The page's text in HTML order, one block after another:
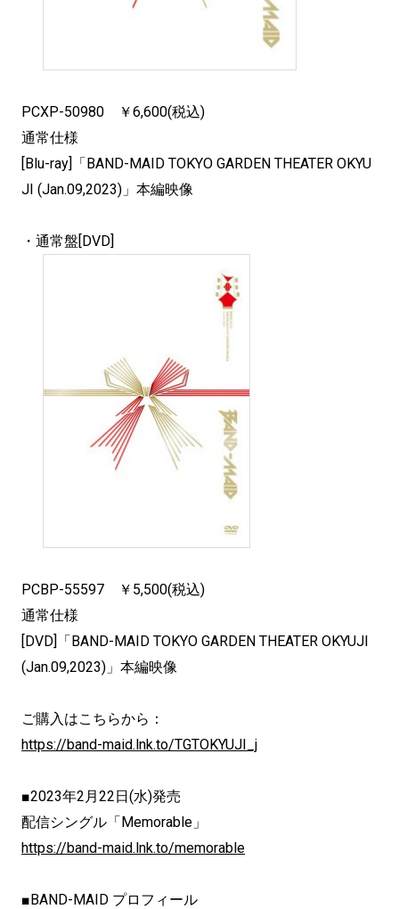
PCXP-50980 ￥6,600(税込)
通常仕様
[Blu-ray]「BAND-MAID TOKYO GARDEN THEATER OKYU
JI (Jan.09,2023)」本編映像
・通常盤[DVD]
PCBP-55597 ￥5,500(税込)
通常仕様
[DVD]「BAND-MAID TOKYO GARDEN THEATER OKYUJI
(Jan.09,2023)」本編映像
ご購入はこちらから：
https://band-maid.lnk.to/TGTOKYUJI_j
■2023年2月22日(水)発売
配信シングル「Memorable」
https://band-maid.lnk.to/memorable
■BAND-MAID プロフィール